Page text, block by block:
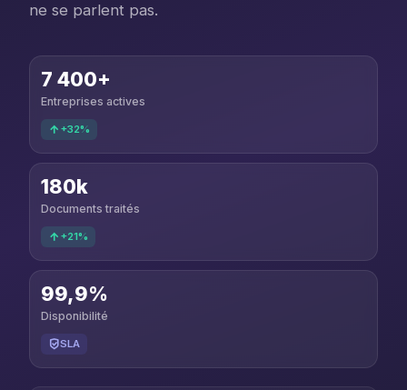
ne se parlent pas.
7 400+
Entreprises actives
+32%
180k
Documents traités
+21%
99,9%
Disponibilité
SLA